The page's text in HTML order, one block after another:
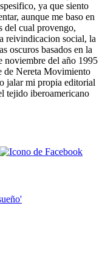
ya que siento
aunque me baso en
del cual provengo,
reivindicacion social, la
oscuros basados en la
noviembre del año 1995
de Nereta Movimiento
jalar mi propia editorial
tejido iberoamericano